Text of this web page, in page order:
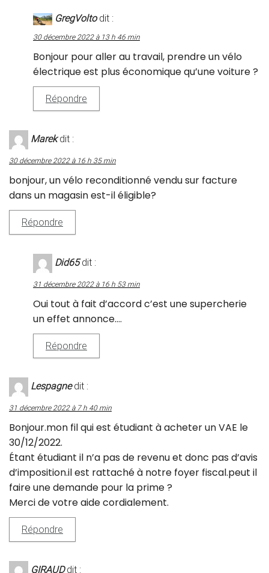
GregVolto dit :
30 décembre 2022 à 13 h 46 min
Bonjour pour aller au travail, prendre un vélo
électrique est plus économique qu’une voiture ?
Répondre
Marek dit :
30 décembre 2022 à 16 h 35 min
bonjour, un vélo reconditionné vendu sur facture
dans un magasin est-il éligible?
Répondre
Did65 dit :
31 décembre 2022 à 16 h 53 min
Oui tout à fait d’accord c’est une supercherie
un effet annonce….
Répondre
Lespagne dit :
31 décembre 2022 à 7 h 40 min
Bonjour.mon fil qui est étudiant à acheter un VAE le
30/12/2022.
Étant étudiant il n’a pas de revenu et donc pas d’avis
d’imposition.il est rattaché à notre foyer fiscal.peut il
faire une demande pour la prime ?
Merci de votre aide cordialement.
Répondre
GIRAUD dit :